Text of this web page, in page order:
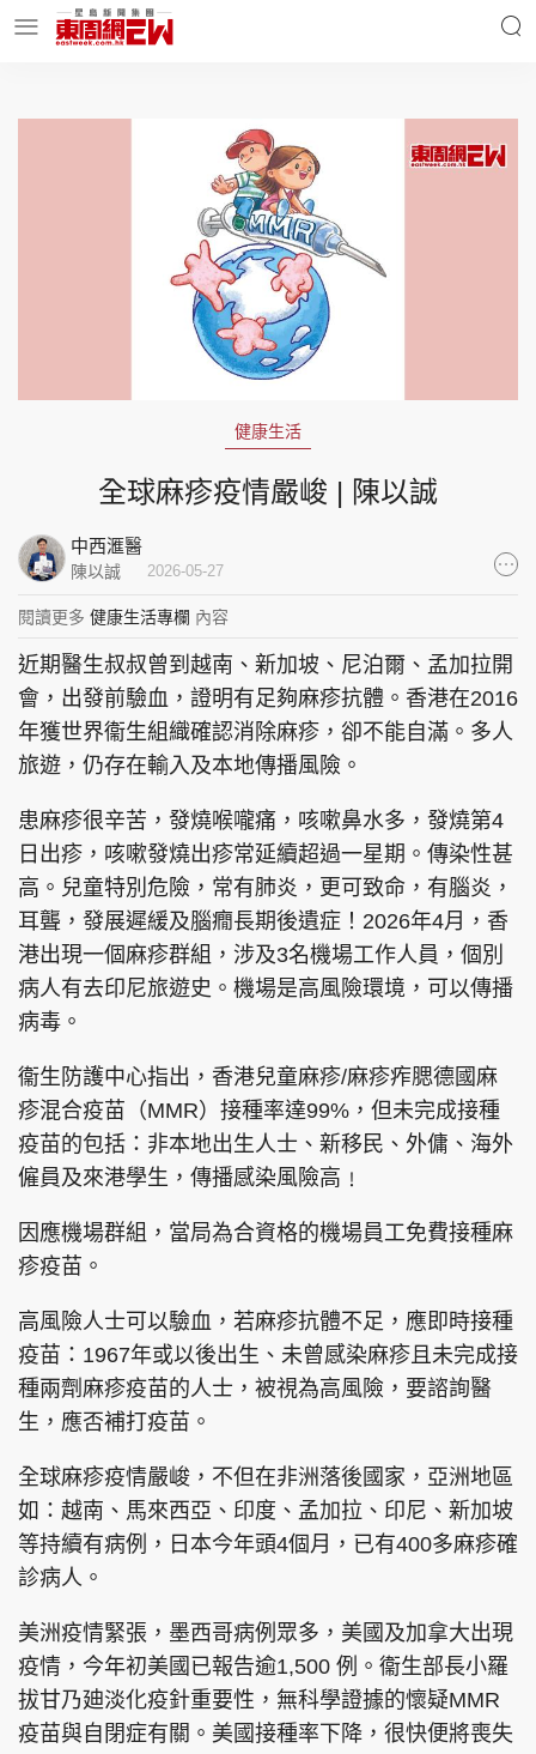
東周Ladies 優享生活
東周食玩通
集團旗下品牌
東周刊 cazbuyer 東Touch
PCM 電腦廣場 星島頭條 星島日報
頭條日報 星島環球 The Standard
親子王 Oh!爸媽 JobMarket
頭條搵工 EDUPLUS
聯絡我們
隱私政策聲明
版權及免責聲明
Copyright © 東周網 版權所有 . 不得轉載
©Eastweek.com.hk. All rights reserved.
健康生活
全球麻疹疫情嚴峻 | 陳以誠
中西滙醫
陳以誠 2026-05-27
閱讀更多 健康生活專欄 內容
近期醫生叔叔曾到越南、新加坡、尼泊爾、孟加拉開
會，出發前驗血，證明有足夠麻疹抗體。香港在2016
年獲世界衞生組織確認消除麻疹，卻不能自滿。多人
旅遊，仍存在輸入及本地傳播風險。
患麻疹很辛苦，發燒喉嚨痛，咳嗽鼻水多，發燒第4
日出疹，咳嗽發燒出疹常延續超過一星期。傳染性甚
高。兒童特別危險，常有肺炎，更可致命，有腦炎，
耳聾，發展遲緩及腦癇長期後遺症！2026年4月，香
港出現一個麻疹群組，涉及3名機場工作人員，個別
病人有去印尼旅遊史。機場是高風險環境，可以傳播
病毒。
衞生防護中心指出，香港兒童麻疹/麻疹痄腮德國麻
疹混合疫苗（MMR）接種率達99%，但未完成接種
疫苗的包括：非本地出生人士、新移民、外傭、海外
僱員及來港學生，傳播感染風險高﹗
因應機場群組，當局為合資格的機場員工免費接種麻
疹疫苗。
高風險人士可以驗血，若麻疹抗體不足，應即時接種
疫苗：1967年或以後出生、未曾感染麻疹且未完成接
種兩劑麻疹疫苗的人士，被視為高風險，要諮詢醫
生，應否補打疫苗。
全球麻疹疫情嚴峻，不但在非洲落後國家，亞洲地區
如：越南、馬來西亞、印度、孟加拉、印尼、新加坡
等持續有病例，日本今年頭4個月，已有400多麻疹確
診病人。
美洲疫情緊張，墨西哥病例眾多，美國及加拿大出現
疫情，今年初美國已報告逾1,500 例。衞生部長小羅
拔甘乃廸淡化疫針重要性，無科學證據的懷疑MMR
疫苗與自閉症有關。美國接種率下降，很快便將喪失